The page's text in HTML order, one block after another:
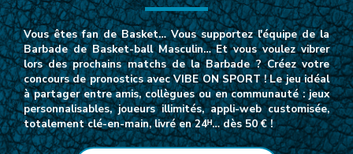
Vous êtes fan de Basket… Vous supportez l'équipe de la
Barbade de Basket-ball Masculin… Et vous voulez vibrer
lors des prochains matchs de la Barbade ? Créez votre
concours de pronostics avec VIBE ON SPORT ! Le jeu idéal
à partager entre amis, collègues ou en communauté : jeux
personnalisables, joueurs illimités, appli-web customisée,
totalement clé-en-main, livré en 24ᴴ… dès 50 € !